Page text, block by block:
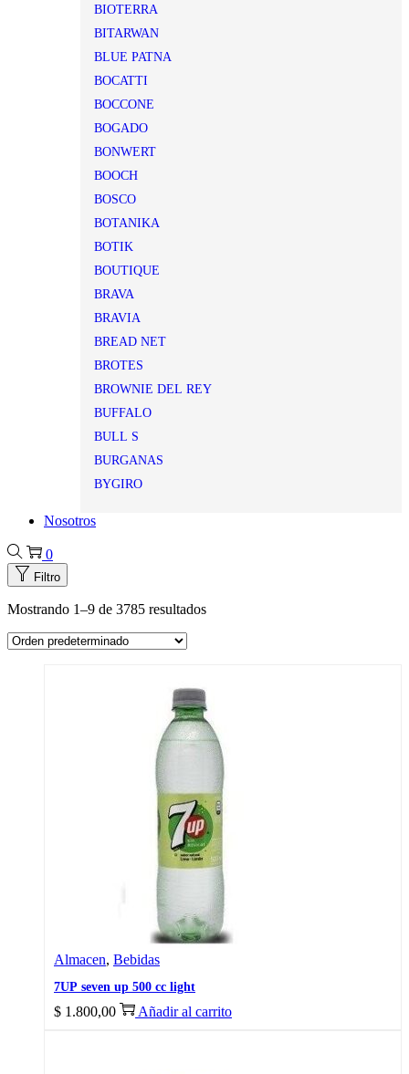
BIOTERRA
BITARWAN
BLUE PATNA
BOCATTI
BOCCONE
BOGADO
BONWERT
BOOCH
BOSCO
BOTANIKA
BOTIK
BOUTIQUE
BRAVA
BRAVIA
BREAD NET
BROTES
BROWNIE DEL REY
BUFFALO
BULL S
BURGANAS
BYGIRO
Nosotros
0
Filtro
Mostrando 1–9 de 3785 resultados
Almacen, Bebidas
7UP seven up 500 cc light
$ 1.800,00 Añadir al carrito